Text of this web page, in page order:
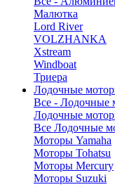
Малютка
Lord River
VOLZHANKA
Xstream
Windboat
Триера
Лодочные
Все - Лодочные
Лодочные
Все Лодочные
Моторы Yamaha
Моторы Tohatsu
Моторы Mercury
Моторы Suzuki